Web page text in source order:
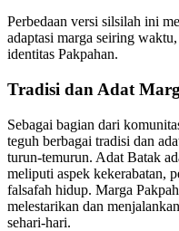
Perbedaan versi silsilah ini
adaptasi marga seiring
identitas Pakpahan.
Tradisi dan Adat
Sebagai bagian dari
teguh berbagai tradisi dan
turun-temurun. Adat Batak
meliputi aspek kekerabatan,
falsafah hidup. Marga
melestarikan dan
sehari-hari.